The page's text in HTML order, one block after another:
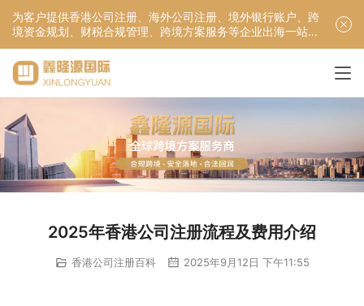
为客户提供香港公司注册、海外公司注册、境外银行账户、跨
境资金规划、财税合规管理、跨境方案服务等企业出海一站式
服务！
2025年香港公司注册流程及费用介绍
香港公司注册百科 2025年9月12日 下午11:55